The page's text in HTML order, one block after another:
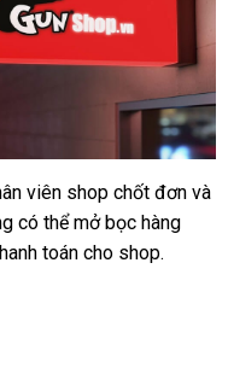
viên shop chốt đơn bền
và
bảo
hành
có thể mở bọc hàng
toán cho shop.